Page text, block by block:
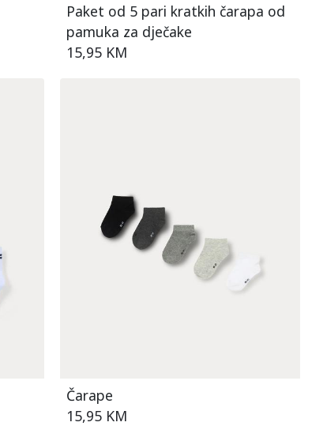
Paket od 5 pari kratkih čarapa od
pamuka za dječake
15,95 KM
Čarape
15,95 KM